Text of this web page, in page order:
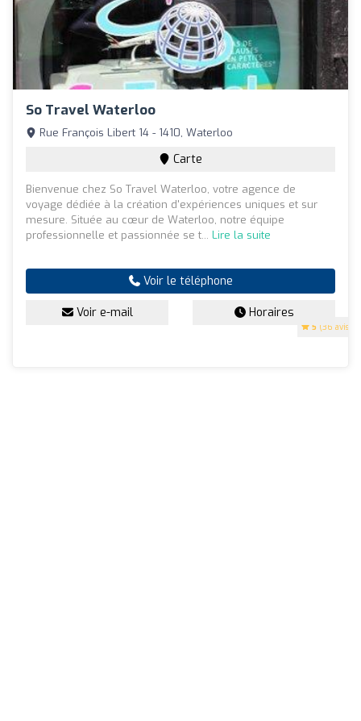
So Travel Waterloo
5 (36 avis)
Rue François Libert 14 - 1410, Waterloo
Carte
Bienvenue chez So Travel Waterloo, votre agence de
voyage dédiée à la création d'expériences uniques et sur
mesure. Située au cœur de Waterloo, notre équipe
professionnelle et passionnée se t... Lire la suite
Voir le téléphone
Voir e-mail Horaires